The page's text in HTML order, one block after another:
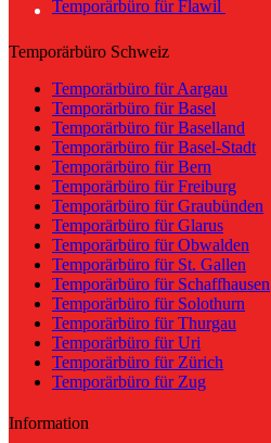
Temporärbüro für Flawil
Temporärbüro Schweiz
Temporärbüro für Aargau
Temporärbüro für Basel
Temporärbüro für Baselland
Temporärbüro für Basel-Stadt
Temporärbüro für Bern
Temporärbüro für Freiburg
Temporärbüro für Graubünden
Temporärbüro für Glarus
Temporärbüro für Obwalden
Temporärbüro für St. Gallen
Temporärbüro für Schaffhausen
Temporärbüro für Solothurn
Temporärbüro für Thurgau
Temporärbüro für Uri
Temporärbüro für Zürich
Temporärbüro für Zug
Information